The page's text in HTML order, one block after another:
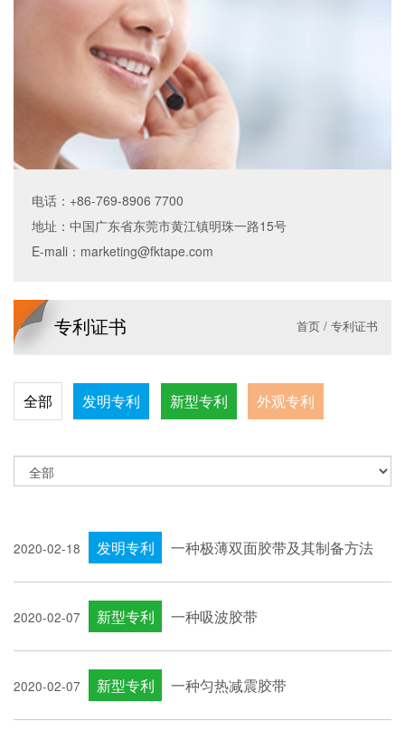
电话：+86-769-8906 7700
地址：中国广东省东莞市黄江镇明珠一路15号
E-mali： marketing@fktape.com
专利证书 首页 / 专利证书
全部 发明专利 新型专利 外观专利
2020-02-18 发明专利 一种极薄双面胶带及其制备方法
2020-02-07 新型专利 一种吸波胶带
2020-02-07 新型专利 一种匀热减震胶带